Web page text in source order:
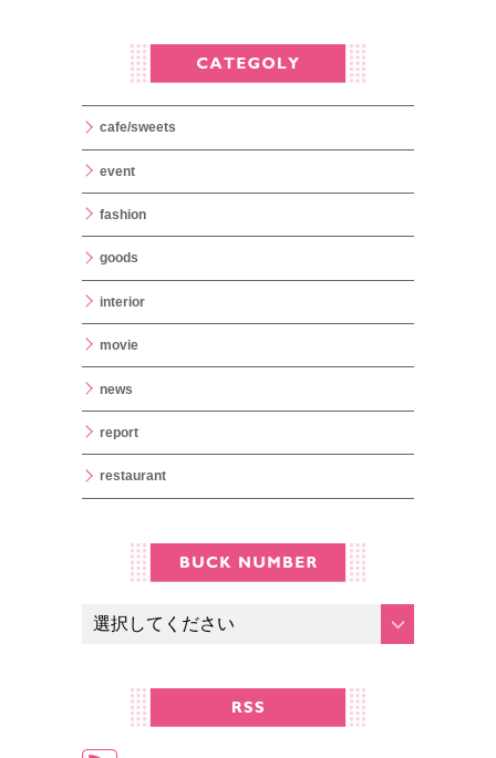
cafe/sweets
event
fashion
goods
interior
movie
news
report
restaurant